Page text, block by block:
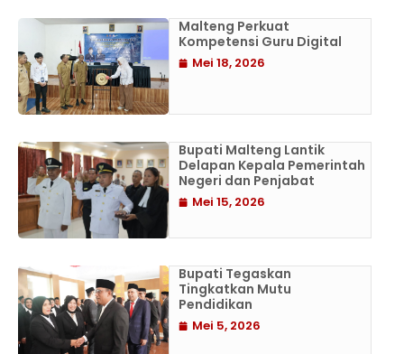
Malteng Perkuat
Kompetensi Guru Digital
Mei 18, 2026
Bupati Malteng Lantik
Delapan Kepala Pemerintah
Negeri dan Penjabat
Mei 15, 2026
Bupati Tegaskan
Tingkatkan Mutu
Pendidikan
Mei 5, 2026